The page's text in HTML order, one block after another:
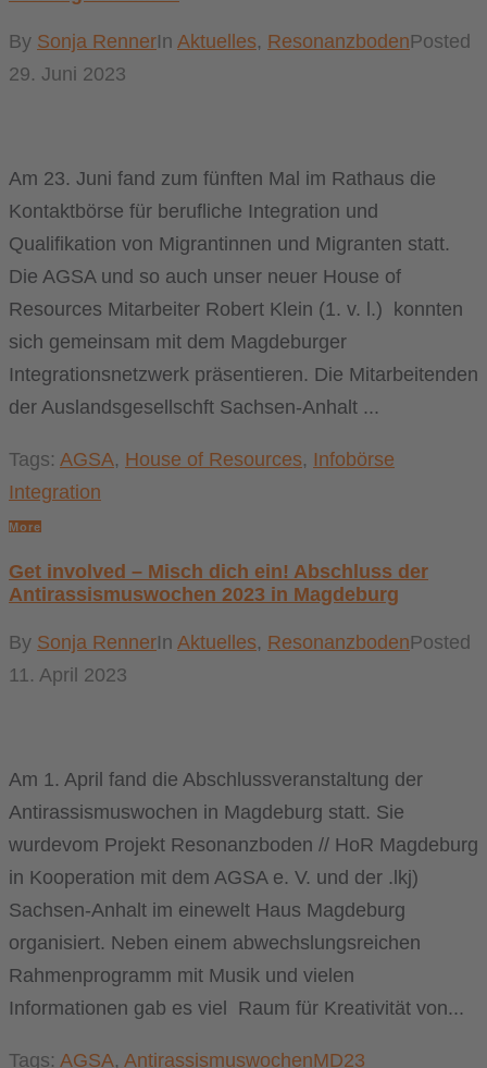
By Sonja RennerIn Aktuelles, ResonanzbodenPosted
29. Juni 2023
Am 23. Juni fand zum fünften Mal im Rathaus die
Kontaktbörse für berufliche Integration und
Qualifikation von Migrantinnen und Migranten statt.
Die AGSA und so auch unser neuer House of
Resources Mitarbeiter Robert Klein (1. v. l.) konnten
sich gemeinsam mit dem Magdeburger
Integrationsnetzwerk präsentieren. Die Mitarbeitenden
der Auslandsgesellschft Sachsen-Anhalt ...
Tags: AGSA, House of Resources, Infobörse
Integration
More
Get involved – Misch dich ein! Abschluss der
Antirassismuswochen 2023 in Magdeburg
By Sonja RennerIn Aktuelles, ResonanzbodenPosted
11. April 2023
Am 1. April fand die Abschlussveranstaltung der
Antirassismuswochen in Magdeburg statt. Sie
wurdevom Projekt Resonanzboden // HoR Magdeburg
in Kooperation mit dem AGSA e. V. und der .lkj)
Sachsen-Anhalt im einewelt Haus Magdeburg
organisiert. Neben einem abwechslungsreichen
Rahmenprogramm mit Musik und vielen
Informationen gab es viel Raum für Kreativität von...
Tags: AGSA, AntirassismuswochenMD23